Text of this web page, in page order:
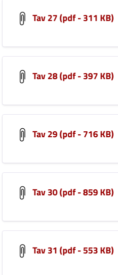
Tav 27 (pdf - 311 KB)
Tav 28 (pdf - 397 KB)
Tav 29 (pdf - 716 KB)
Tav 30 (pdf - 859 KB)
Tav 31 (pdf - 553 KB)